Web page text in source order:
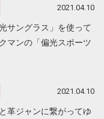
2021.04.10
サングラス」を使って
マンの「偏光スポーツ
2021.04.10
革ジャンに繋がってゆ